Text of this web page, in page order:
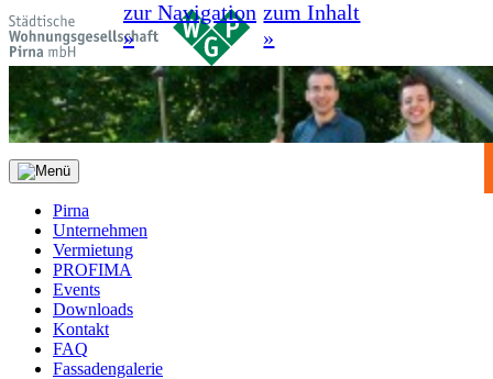
zur Navigation
»
zum Inhalt
»
Pirna
Unternehmen
Vermietung
PROFIMA
Events
Downloads
Kontakt
FAQ
Fassadengalerie